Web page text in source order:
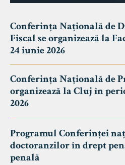
Conferința Națională de
Fiscal se organizează la
24 iunie 2026
Conferința Națională de
organizează la Cluj în
2026
Programul Conferinței
doctoranzilor în drept
penală